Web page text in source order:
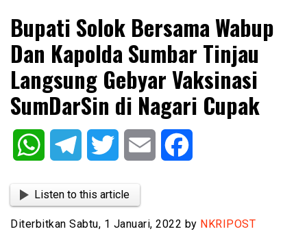
NKRIPOST
Bupati Solok Bersama Wabup
Dan Kapolda Sumbar Tinjau
Langsung Gebyar Vaksinasi
SumDarSin di Nagari Cupak
WhatsAppTelegram Twitter Email
Listen to this article
Diterbitkan Sabtu, 1 Januari, 2022 by NKRIPOST